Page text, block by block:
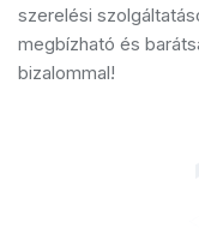
szerelési
megbízható és
bizalommal!